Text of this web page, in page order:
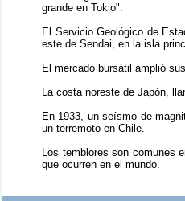
grande en Tokio".
El Servicio Geológico de
este de Sendai, en la isla
El mercado bursátil amplió
La costa noreste de Japón,
En 1933, un seísmo de
un terremoto en Chile.
Los temblores son comunes
que ocurren en el mundo.